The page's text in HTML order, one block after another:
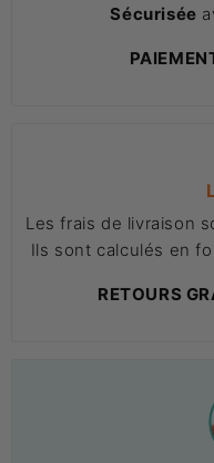
Sécurisée
Les frais de livraison
Ils sont calculés en
RETOURS